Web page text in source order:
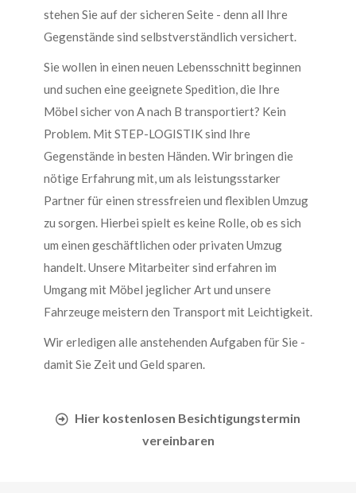
stehen Sie auf der sicheren Seite - denn all Ihre
Gegenstände sind selbstverständlich versichert.
Sie wollen in einen neuen Lebensschnitt beginnen
und suchen eine geeignete Spedition, die Ihre
Möbel sicher von A nach B transportiert? Kein
Problem. Mit STEP-LOGISTIK sind Ihre
Gegenstände in besten Händen. Wir bringen die
nötige Erfahrung mit, um als leistungsstarker
Partner für einen stressfreien und flexiblen Umzug
zu sorgen. Hierbei spielt es keine Rolle, ob es sich
um einen geschäftlichen oder privaten Umzug
handelt. Unsere Mitarbeiter sind erfahren im
Umgang mit Möbel jeglicher Art und unsere
Fahrzeuge meistern den Transport mit Leichtigkeit.
Wir erledigen alle anstehenden Aufgaben für Sie -
damit Sie Zeit und Geld sparen.
Hier kostenlosen Besichtigungstermin
vereinbaren